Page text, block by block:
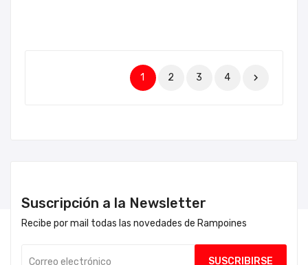
1 2 3 4 
Suscripción a la Newsletter
Recibe por mail todas las novedades de Rampoines